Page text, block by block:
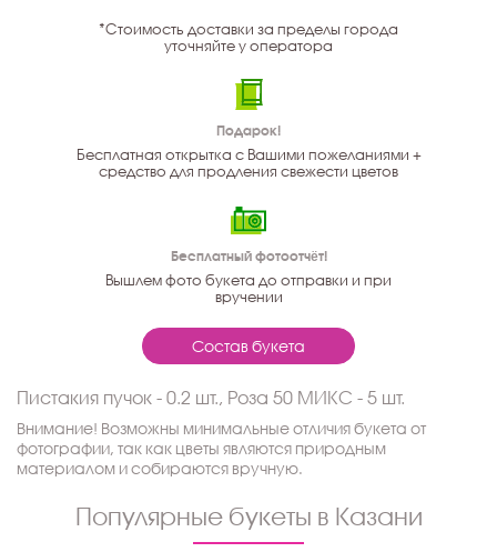
*Стоимость доставки за пределы города
уточняйте у оператора
Подарок!
Бесплатная открытка с Вашими пожеланиями +
средство для продления свежести цветов
Бесплатный фотоотчёт!
Вышлем фото букета до отправки и при
вручении
Состав букета
Пистакия пучок - 0.2 шт., Роза 50 МИКС - 5 шт.
Внимание! Возможны минимальные отличия букета от
фотографии, так как цветы являются природным
материалом и собираются вручную.
Популярные букеты в Казани